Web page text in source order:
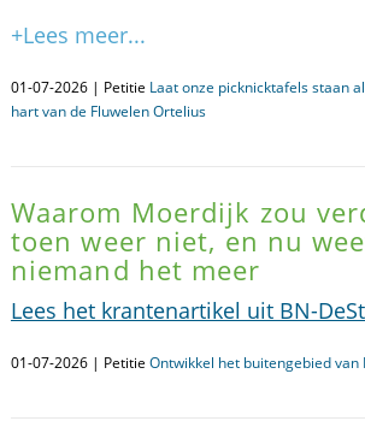
+Lees meer...
01-07-2026 | Petitie Laat onze picknicktafels staan
hart van de Fluwelen Ortelius
Waarom Moerdijk zou
toen weer niet, en nu
niemand het meer
Lees het krantenartikel uit BN-
01-07-2026 | Petitie Ontwikkel het buitengebied